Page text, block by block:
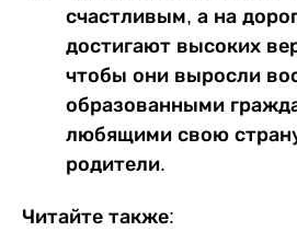
счастливым, а на
достигают высоких
чтобы они выросли
образованными
любящими свою
родители.
Читайте также: